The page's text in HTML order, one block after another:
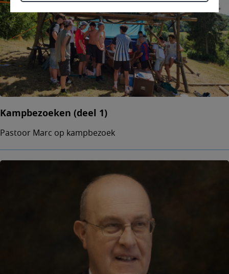
Kampbezoeken (deel 1)
Pastoor Marc op kampbezoek